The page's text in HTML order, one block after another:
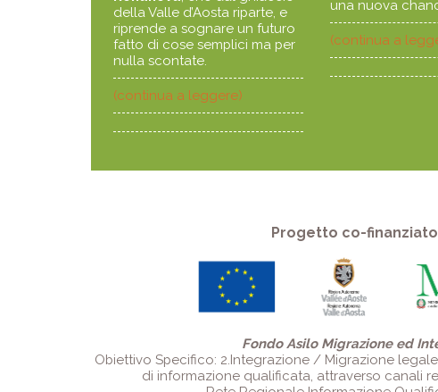
della Valle d’Aosta riparte, e
riprende a sognare un futuro
fatto di cose semplici ma per
nulla scontate.
(continua a leggere)
una nuova
(continua a
Progetto co-
Fondo Asilo Migrazione ed
Obiettivo Specifico: 2.Integrazione / Migrazione
di informazione qualificata, attraverso canali